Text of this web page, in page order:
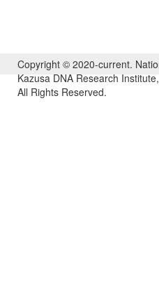
Copyright © 2020-current.
Kazusa DNA Research
All Rights Reserved.